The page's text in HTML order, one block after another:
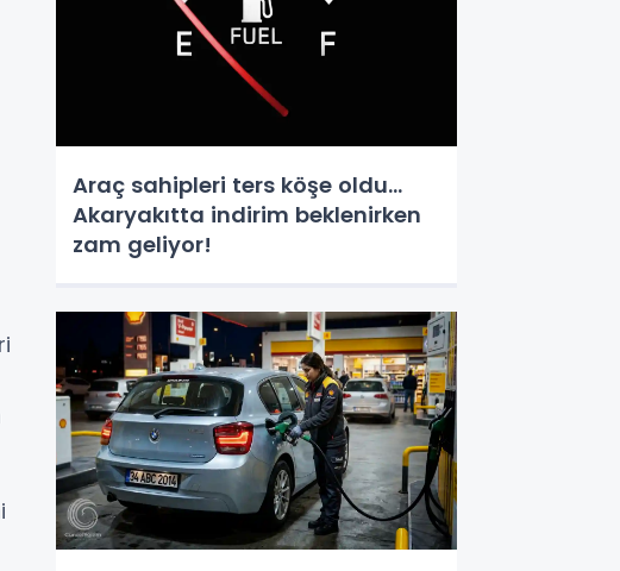
Araç sahipleri ters köşe oldu...
Akaryakıtta indirim beklenirken
zam geliyor!